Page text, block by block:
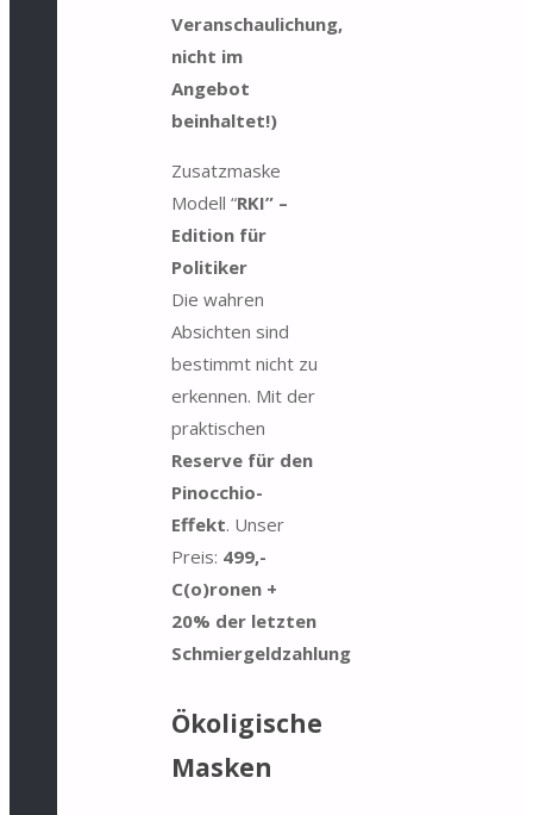
Veranschaulichung,
nicht im
Angebot
beinhaltet!)
Zusatzmaske
Modell “RKI” –
Edition für
Politiker
Die wahren
Absichten sind
bestimmt nicht zu
erkennen. Mit der
praktischen
Reserve für den
Pinocchio-
Effekt. Unser
Preis: 499,-
C(o)ronen +
20% der letzten
Schmiergeldzahlung
Ökoligische
Masken